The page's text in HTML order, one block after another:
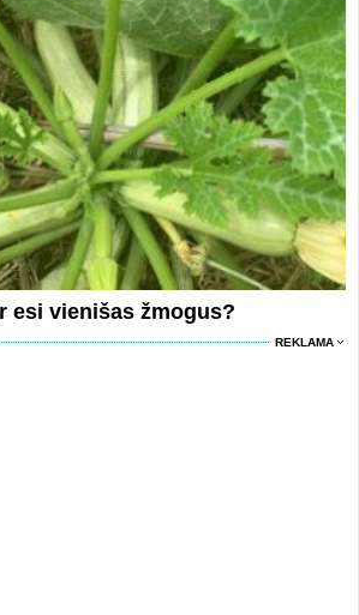
esi vienišas žmogus?
REKLAMA